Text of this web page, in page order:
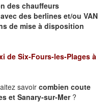
des chauffeurs
des berlines et/ou VAN
de mise à disposition
de Six-Fours-les-Plages à
savoir combien coute
et Sanary-sur-Mer ?